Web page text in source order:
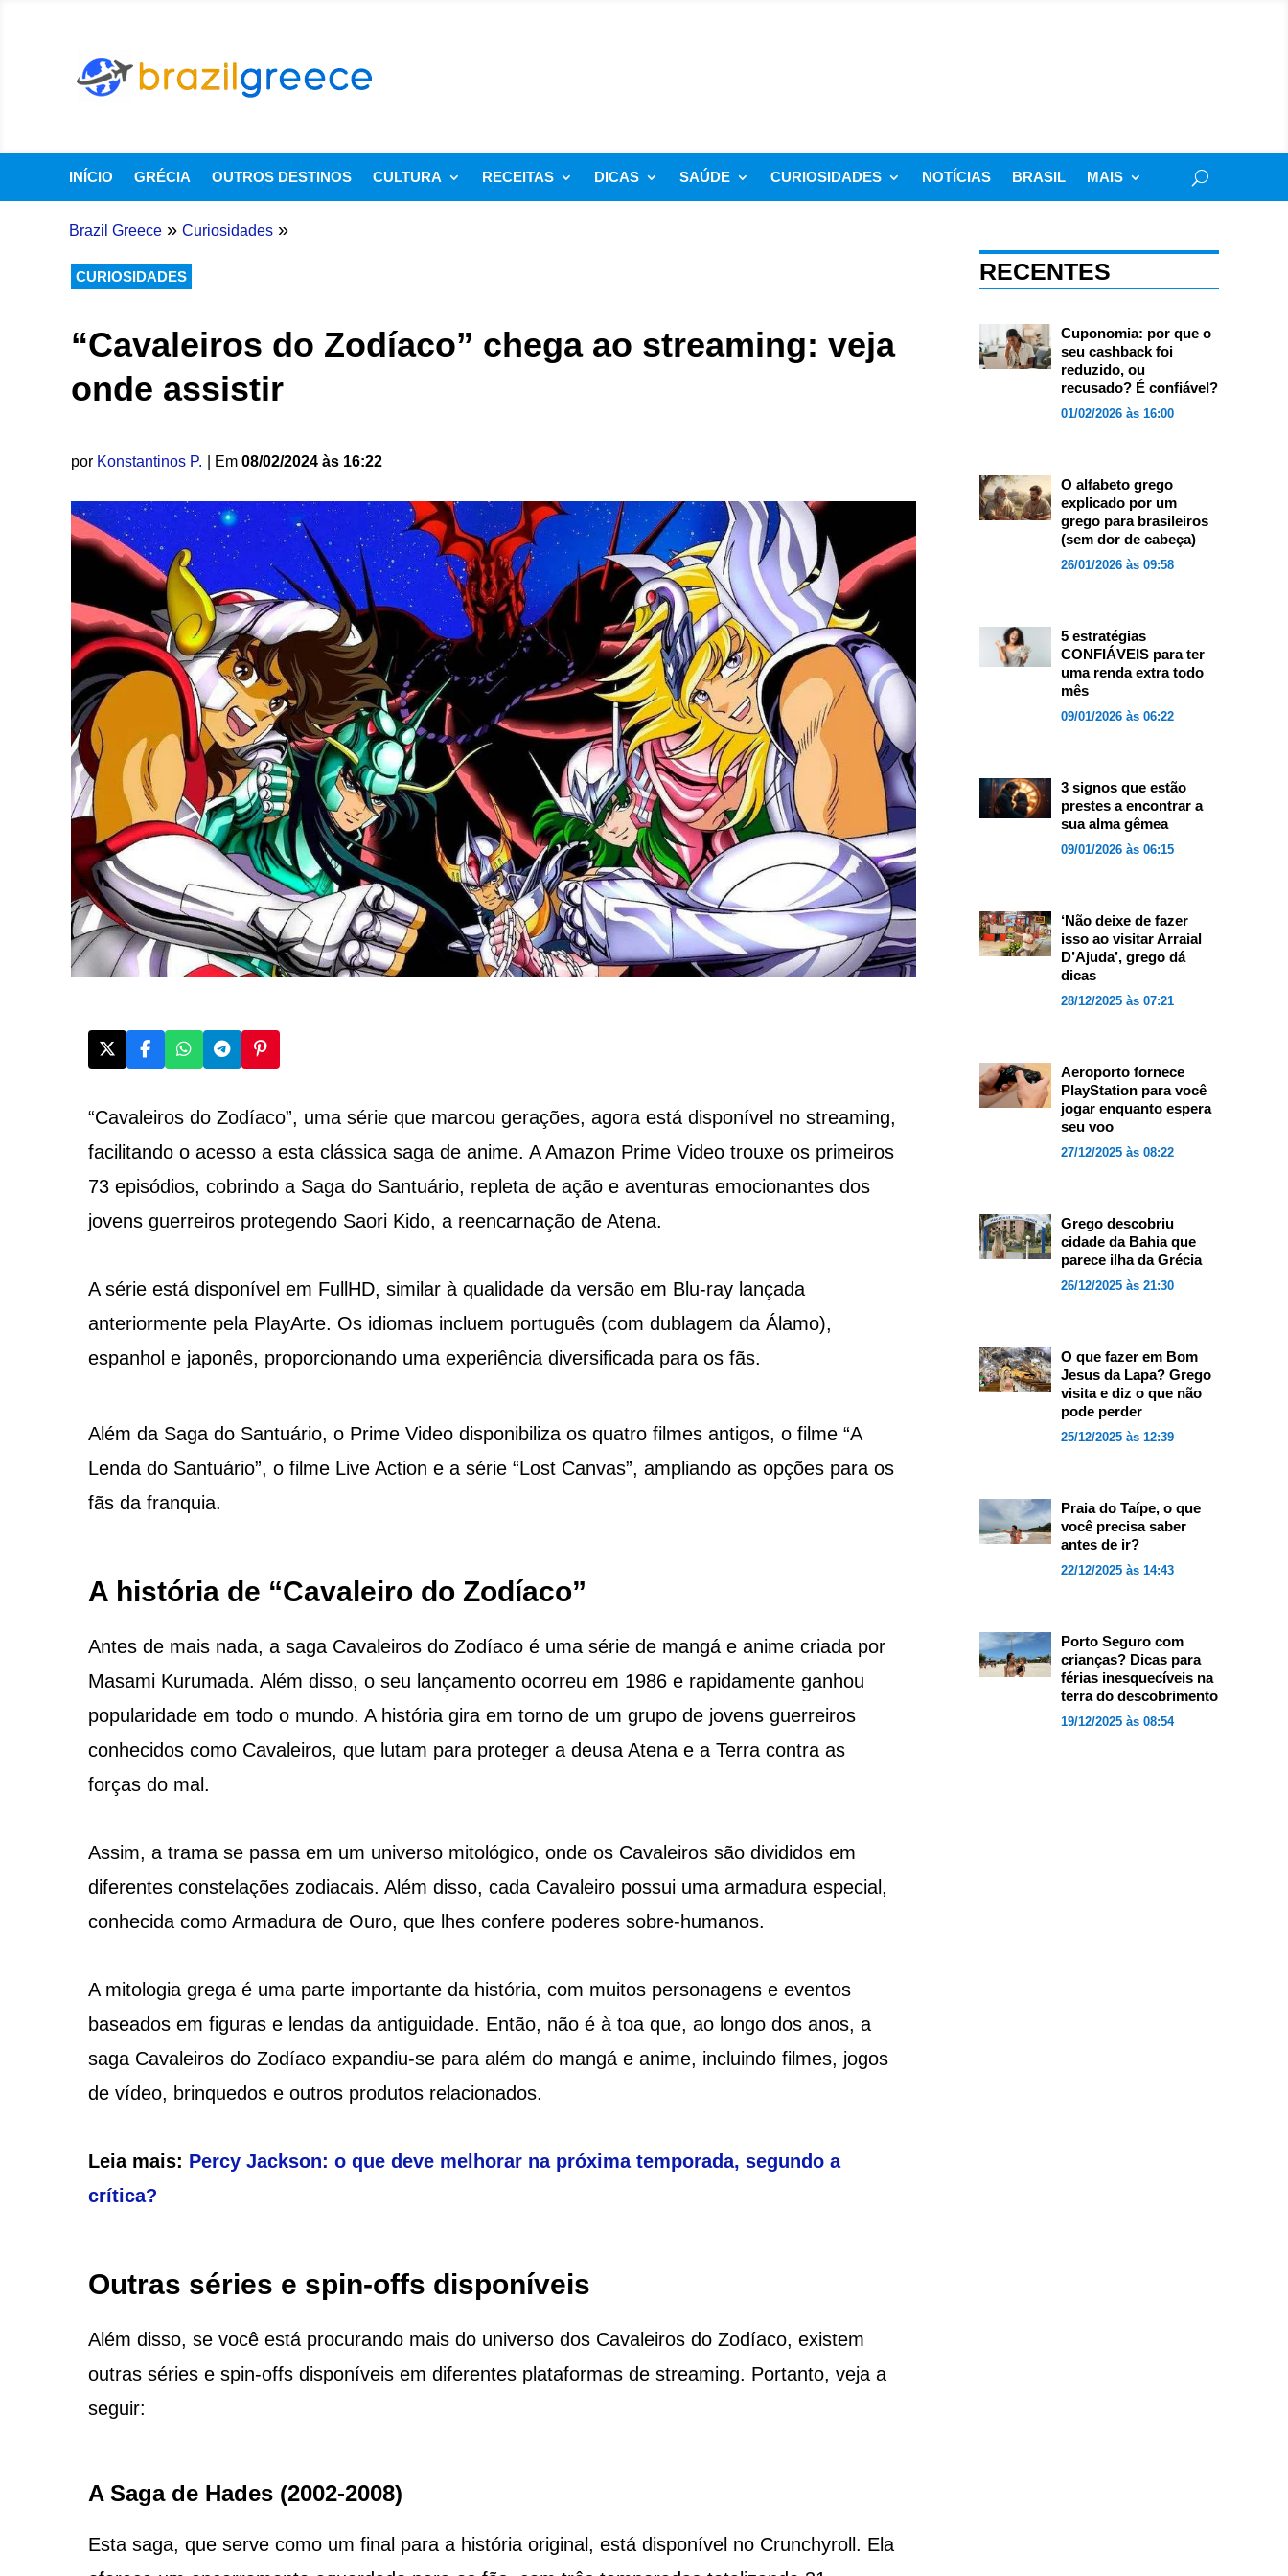
INÍCIO GRÉCIA OUTROS DESTINOS CULTURA RECEITAS DICAS SAÚDE CURIOSIDADES NOTÍCIAS BRASIL MAIS
Brazil Greece » Curiosidades »
CURIOSIDADES
“Cavaleiros do Zodíaco” chega ao streaming: veja
onde assistir
por Konstantinos P. | Em 08/02/2024 às 16:22
“Cavaleiros do Zodíaco”, uma série que marcou gerações, agora está disponível no streaming,
facilitando o acesso a esta clássica saga de anime. A Amazon Prime Video trouxe os primeiros
73 episódios, cobrindo a Saga do Santuário, repleta de ação e aventuras emocionantes dos
jovens guerreiros protegendo Saori Kido, a reencarnação de Atena​​.
A série está disponível em FullHD, similar à qualidade da versão em Blu-ray lançada
anteriormente pela PlayArte. Os idiomas incluem português (com dublagem da Álamo),
espanhol e japonês, proporcionando uma experiência diversificada para os fãs.
Além da Saga do Santuário, o Prime Video disponibiliza os quatro filmes antigos, o filme “A
Lenda do Santuário”, o filme Live Action e a série “Lost Canvas”, ampliando as opções para os
fãs da franquia​​.
A história de “Cavaleiro do Zodíaco”
Antes de mais nada, a saga Cavaleiros do Zodíaco é uma série de mangá e anime criada por
Masami Kurumada. Além disso, o seu lançamento ocorreu em 1986 e rapidamente ganhou
popularidade em todo o mundo. A história gira em torno de um grupo de jovens guerreiros
conhecidos como Cavaleiros, que lutam para proteger a deusa Atena e a Terra contra as
forças do mal.
Assim, a trama se passa em um universo mitológico, onde os Cavaleiros são divididos em
diferentes constelações zodiacais. Além disso, cada Cavaleiro possui uma armadura especial,
conhecida como Armadura de Ouro, que lhes confere poderes sobre-humanos.
A mitologia grega é uma parte importante da história, com muitos personagens e eventos
baseados em figuras e lendas da antiguidade. Então, não é à toa que, ao longo dos anos, a
saga Cavaleiros do Zodíaco expandiu-se para além do mangá e anime, incluindo filmes, jogos
de vídeo, brinquedos e outros produtos relacionados.
Leia mais: Percy Jackson: o que deve melhorar na próxima temporada, segundo a
crítica?
Outras séries e spin-offs disponíveis
Além disso, se você está procurando mais do universo dos Cavaleiros do Zodíaco, existem
outras séries e spin-offs disponíveis em diferentes plataformas de streaming. Portanto, veja a
seguir:
A Saga de Hades (2002-2008)
Esta saga, que serve como um final para a história original, está disponível no Crunchyroll. Ela
RECENTES
Cuponomia: por que o
seu cashback foi
reduzido, ou
recusado? É confiável?
01/02/2026 às 16:00
O alfabeto grego
explicado por um
grego para brasileiros
(sem dor de cabeça)
26/01/2026 às 09:58
5 estratégias
CONFIÁVEIS para ter
uma renda extra todo
mês
09/01/2026 às 06:22
3 signos que estão
prestes a encontrar a
sua alma gêmea
09/01/2026 às 06:15
‘Não deixe de fazer
isso ao visitar Arraial
D’Ajuda’, grego dá
dicas
28/12/2025 às 07:21
Aeroporto fornece
PlayStation para você
jogar enquanto espera
seu voo
27/12/2025 às 08:22
Grego descobriu
cidade da Bahia que
parece ilha da Grécia
26/12/2025 às 21:30
O que fazer em Bom
Jesus da Lapa? Grego
visita e diz o que não
pode perder
25/12/2025 às 12:39
Praia do Taípe, o que
você precisa saber
antes de ir?
22/12/2025 às 14:43
Porto Seguro com
crianças? Dicas para
férias inesquecíveis na
terra do descobrimento
19/12/2025 às 08:54